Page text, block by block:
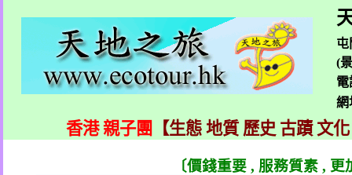
屯
(
電
香港 親子團 【生態 地質 歷史 古蹟 文
〔價錢重要, 服務質素, 更